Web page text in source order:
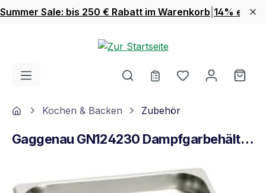
Zum Hauptinhalt springen
Summer Sale: bis 250 € Rabatt im Warenkorb 14% extra
Du hast 0
HomeKochen & Backen Zubehör
Gaggenau GN124230 Dampfgarbehälter gelocht
Bildergalerie überspringen